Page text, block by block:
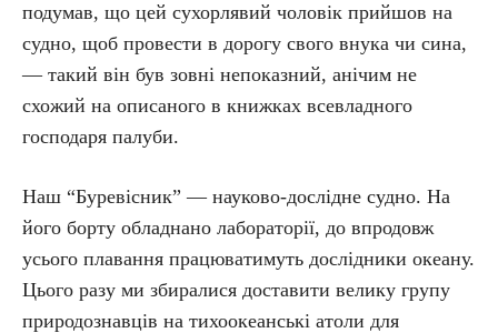
подумав, що цей сухорлявий чоловік прийшов на
судно, щоб провести в дорогу свого внука чи сина,
— такий він був зовні непоказний, анічим не
схожий на описаного в книжках всевладного
господаря палуби.
Наш “Буревісник” — науково-дослідне судно. На
його борту обладнано лабораторії, до впродовж
усього плавання працюватимуть дослідники океану.
Цього разу ми збиралися доставити велику групу
природознавців на тихоокеанські атоли для